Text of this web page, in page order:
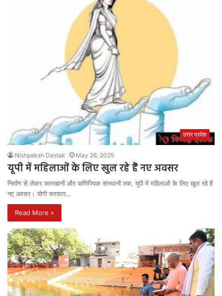
उत्तर प्रदेश
Nishpaksh Dastak May 26, 2025
यूपी में महिलाओं के लिए खुल रहे हैं नए अवसर
निर्माण से लेकर कारखानों और वाणिज्यिक संस्थानों तक, यूपी में महिलाओं के लिए खुल रहे हैं
नए अवसर। योगी सरकार…
Read More »